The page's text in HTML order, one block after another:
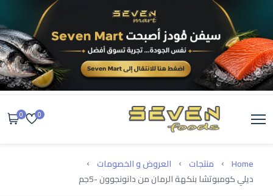
0
0
Home منتجات
العروض و الخصومات
ديلي كومبوتشا بنكهة الرمان من دانونجوون -5جم